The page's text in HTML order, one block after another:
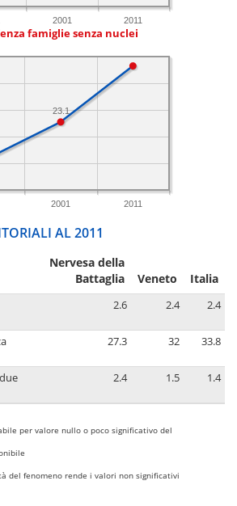
2001 2011
famiglie senza nuclei
2001 2011
23.1
AL 2011
Nervesa della
Battaglia
Veneto Italia
2.6 2.4 2.4
27.3 32 33.8
2.4 1.5 1.4
per valore nullo o poco significativo del
del fenomeno rende i valori non significativi